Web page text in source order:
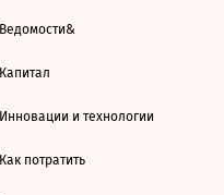
Ведомости&
Капитал
Инновации и технологии
Как потратить